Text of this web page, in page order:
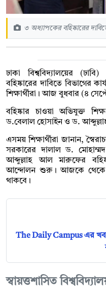
৩ অধ্যাপকের বহিষ্কারের
ঢাকা বিশ্ববিদ্যালয়ের
বহিষ্কারের দাবিতে বিভাগের
শিক্ষার্থীরা। আজ বুধবার (৪
বহিষ্কার চাওয়া অভিযুক্ত
ড.বেলাল হোসাইন ও ড.
এসময় শিক্ষার্থীরা জানান,
সরকারের দালাল ড.
আব্দুল্লাহ আল মারুফের
আন্দোলন শুরু। আজকে থেকে
থাকবে।
The Daily Campus এর
স্বায়ত্তশাসিত